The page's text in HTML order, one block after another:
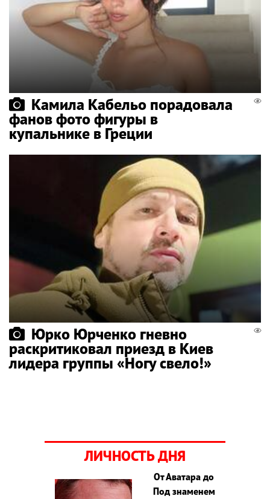
Камила Кабельо порадовала
фанов фото фигуры в
купальнике в Греции
Юрко Юрченко гневно
раскритиковал приезд в Киев
лидера группы «Ногу свело!»
ЛИЧНОСТЬ ДНЯ
От Аватара до
Под знаменем